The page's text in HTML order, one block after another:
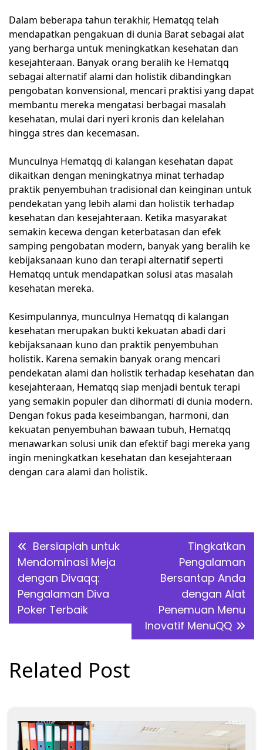
Dalam beberapa tahun terakhir, Hematqq telah
mendapatkan pengakuan di dunia Barat sebagai alat
yang berharga untuk meningkatkan kesehatan dan
kesejahteraan. Banyak orang beralih ke Hematqq
sebagai alternatif alami dan holistik dibandingkan
pengobatan konvensional, mencari praktisi yang dapat
membantu mereka mengatasi berbagai masalah
kesehatan, mulai dari nyeri kronis dan kelelahan
hingga stres dan kecemasan.
Munculnya Hematqq di kalangan kesehatan dapat
dikaitkan dengan meningkatnya minat terhadap
praktik penyembuhan tradisional dan keinginan untuk
pendekatan yang lebih alami dan holistik terhadap
kesehatan dan kesejahteraan. Ketika masyarakat
semakin kecewa dengan keterbatasan dan efek
samping pengobatan modern, banyak yang beralih ke
kebijaksanaan kuno dan terapi alternatif seperti
Hematqq untuk mendapatkan solusi atas masalah
kesehatan mereka.
Kesimpulannya, munculnya Hematqq di kalangan
kesehatan merupakan bukti kekuatan abadi dari
kebijaksanaan kuno dan praktik penyembuhan
holistik. Karena semakin banyak orang mencari
pendekatan alami dan holistik terhadap kesehatan dan
kesejahteraan, Hematqq siap menjadi bentuk terapi
yang semakin populer dan dihormati di dunia modern.
Dengan fokus pada keseimbangan, harmoni, dan
kekuatan penyembuhan bawaan tubuh, Hematqq
menawarkan solusi unik dan efektif bagi mereka yang
ingin meningkatkan kesehatan dan kesejahteraan
dengan cara alami dan holistik.
Post
navigation
Bersiaplah untuk
Mendominasi Meja
dengan Divaqq:
Pengalaman Diva
Poker Terbaik
Tingkatkan
Pengalaman
Bersantap Anda
dengan Alat
Penemuan Menu
Inovatif MenuQQ
Related Post